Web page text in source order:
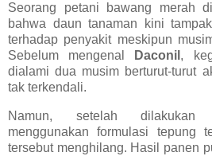
Seorang petani bawang merah
bahwa daun tanaman kini
terhadap penyakit meskipun
Sebelum mengenal
Daconil ,
dialami dua musim berturut-turut
tak terkendali.
Namun, setelah dilakukan
menggunakan formulasi tepung
tersebut menghilang. Hasil panen